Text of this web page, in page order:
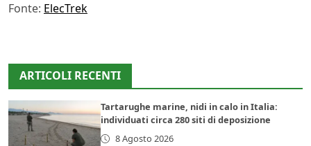
Fonte: ElecTrek
ARTICOLI RECENTI
Tartarughe marine, nidi in calo in Italia:
individuati circa 280 siti di deposizione
8 Agosto 2026